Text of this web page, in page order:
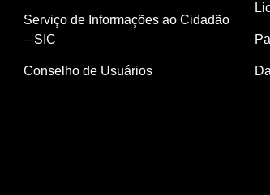
Serviço de Informações ao Cidadão
– SIC
Conselho de Usuários